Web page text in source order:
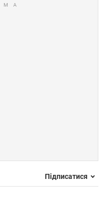
Підписатися